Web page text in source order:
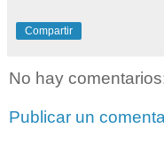
Compartir
No hay
Publicar un